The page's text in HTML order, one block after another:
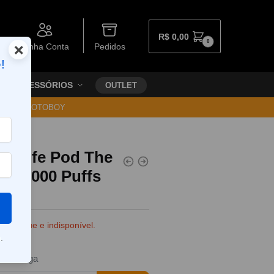
Minha Conta Pedidos
R$ 0,00 0
ACESSÓRIOS OUTLET
VIA MOTOBOY
Life Pod The
40.000 Puffs
estoque e indisponível.
entrega
×